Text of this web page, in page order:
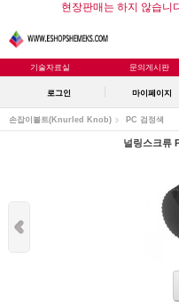
현장판매는 하지 않습니
기술자료실 문의게시판
로그인 마이페이지
손잡이볼트(Knurled Knob) PC 검정색
널링스크류